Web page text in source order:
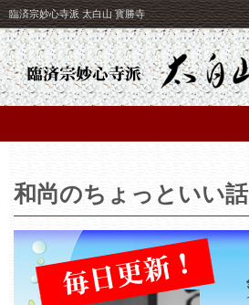
臨済宗妙心寺派 太白山 寳勝寺
和尚のちょっといい話